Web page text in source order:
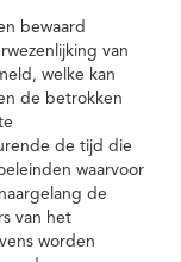
bewaard
van
welke kan
de betrokken
de tijd die
waarvoor
de
van het
worden